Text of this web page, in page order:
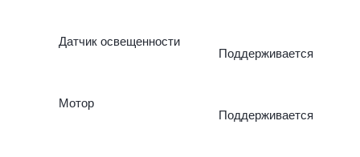
Датчик освещенности
Поддерживается
Мотор
Поддерживается